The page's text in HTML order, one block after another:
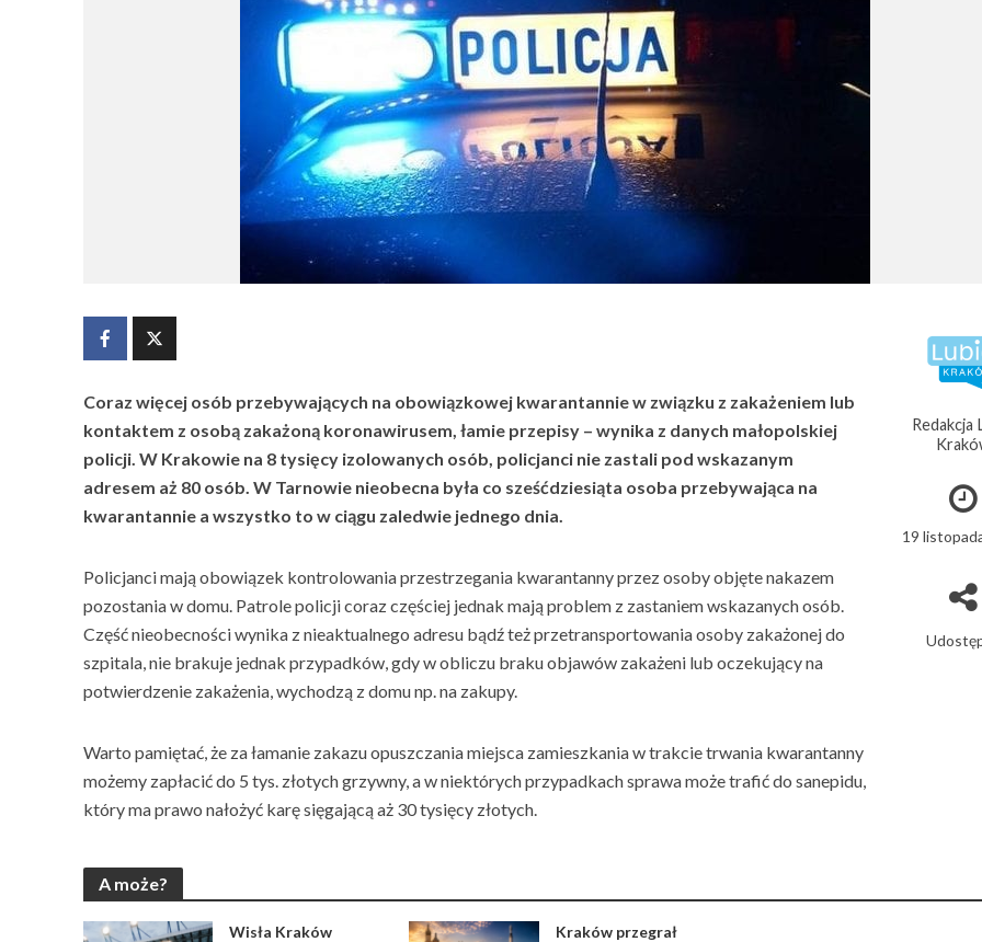
Redakcja
19
Coraz więcej osób przebywających na obowiązkowej kwarantannie w związku z zakażeniem lub
kontaktem z osobą zakażoną koronawirusem, łamie przepisy – wynika z danych małopolskiej
policji. W Krakowie na 8 tysięcy izolowanych osób, policjanci nie zastali pod wskazanym
adresem aż 80 osób. W Tarnowie nieobecna była co sześćdziesiąta osoba przebywająca na
kwarantannie a wszystko to w ciągu zaledwie jednego dnia.
Policjanci mają obowiązek kontrolowania przestrzegania kwarantanny przez osoby objęte nakazem
pozostania w domu. Patrole policji coraz częściej jednak mają problem z zastaniem wskazanych osób.
Część nieobecności wynika z nieaktualnego adresu bądź też przetransportowania osoby zakażonej do
szpitala, nie brakuje jednak przypadków, gdy w obliczu braku objawów zakażeni lub oczekujący na
potwierdzenie zakażenia, wychodzą z domu np. na zakupy.
Warto pamiętać, że za łamanie zakazu opuszczania miejsca zamieszkania w trakcie trwania kwarantanny
możemy zapłacić do 5 tys. złotych grzywny, a w niektórych przypadkach sprawa może trafić do sanepidu,
który ma prawo nałożyć karę sięgającą aż 30 tysięcy złotych.
A może?
Wisła Kraków
Kraków przegrał